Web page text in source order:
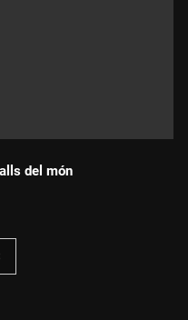
del món